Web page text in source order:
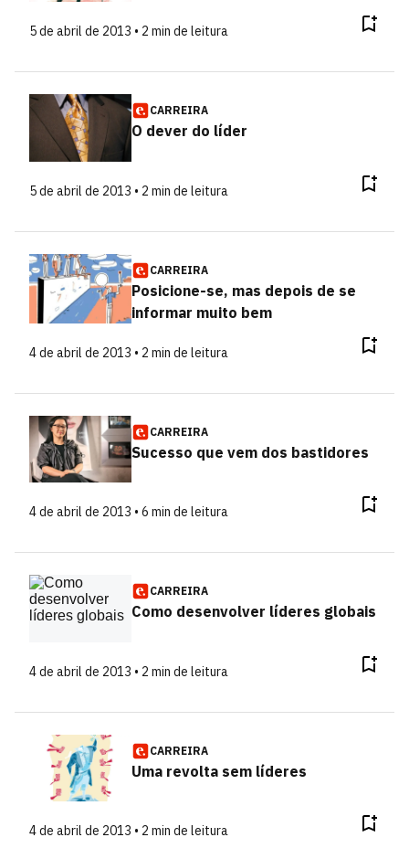
5 de abril de 2013 • 2 min de leitura
CARREIRA
O dever do líder
5 de abril de 2013 • 2 min de leitura
CARREIRA
Posicione-se, mas depois de se
informar muito bem
4 de abril de 2013 • 2 min de leitura
CARREIRA
Sucesso que vem dos bastidores
4 de abril de 2013 • 6 min de leitura
CARREIRA
Como desenvolver líderes globais
4 de abril de 2013 • 2 min de leitura
CARREIRA
Uma revolta sem líderes
4 de abril de 2013 • 2 min de leitura